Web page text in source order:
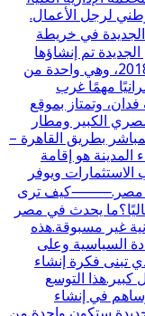
لرجل الأعمال.
في خريطة
تم إنشاؤها
بقرار مجلس الوزراء رقم 361 لسنة 2018، وهي واحدة من
مهمًا غرب
المدينة تقارب 60 ألف فدان، وتمتاز بموقع
الكبير ومطار
بطريق القاهرة –
هو إقامة
ويوفر
في مصر.⸻كيف ترى
يحدث في مصر
غير مسبوقة.هذه
السياسية وعلى
تبنى فكرة إنشاء
كبير.هذا التوسع
في إنشاء